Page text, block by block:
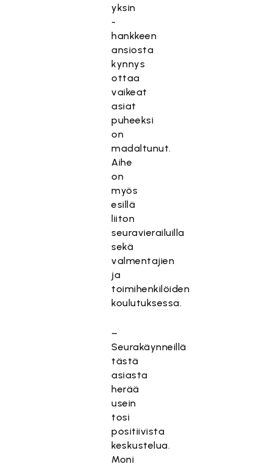
yksin
-
hankkeen
ansiosta
kynnys
ottaa
vaikeat
asiat
puheeksi
on
madaltunut.
Aihe
on
myös
esillä
liiton
seuravierailuilla
sekä
valmentajien
ja
toimihenkilöiden
koulutuksessa.
–
Seurakäynneillä
tästä
asiasta
herää
usein
tosi
positiivista
keskustelua.
Moni